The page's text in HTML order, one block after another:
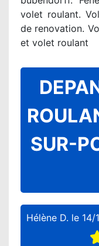
volet roulant.
de renovation.
et volet roulant
SUR-
Hélène D. le 14/